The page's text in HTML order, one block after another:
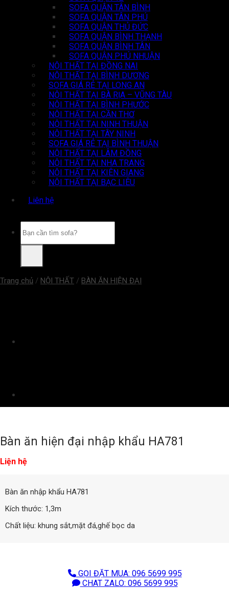
SOFA QUẬN TÂN BÌNH
SOFA QUẬN TÂN PHÚ
SOFA QUẬN THỦ ĐỨC
SOFA QUẬN BÌNH THẠNH
SOFA QUẬN BÌNH TÂN
SOFA QUẬN PHÚ NHUẬN
NỘI THẤT TẠI ĐỒNG NAI
NỘI THẤT TẠI BÌNH DƯƠNG
SOFA GIÁ RẺ TẠI LONG AN
NỘI THẤT TẠI BÀ RỊA – VŨNG TÀU
NỘI THẤT TẠI BÌNH PHƯỚC
NỘI THẤT TẠI CẦN THƠ
NỘI THẤT TẠI NINH THUẬN
NỘI THẤT TẠI TÂY NINH
SOFA GIÁ RẺ TẠI BÌNH THUẬN
NỘI THẤT TẠI LÂM ĐỒNG
NỘI THẤT TẠI NHA TRANG
NỘI THẤT TẠI KIÊN GIANG
NỘI THẤT TẠI BẠC LIÊU
Liên hệ
kiếm:
Trang chủ / NỘI THẤT / BÀN ĂN HIỆN ĐẠI
Bàn ăn hiện đại nhập khẩu HA781
Liện hệ
Bàn ăn nhập khẩu HA781
Kích thước: 1,3m
Chất liệu: khung sắt,mặt đá,ghế bọc da
GỌI ĐẶT MUA: 096 5699 995
CHAT ZALO: 096 5699 995